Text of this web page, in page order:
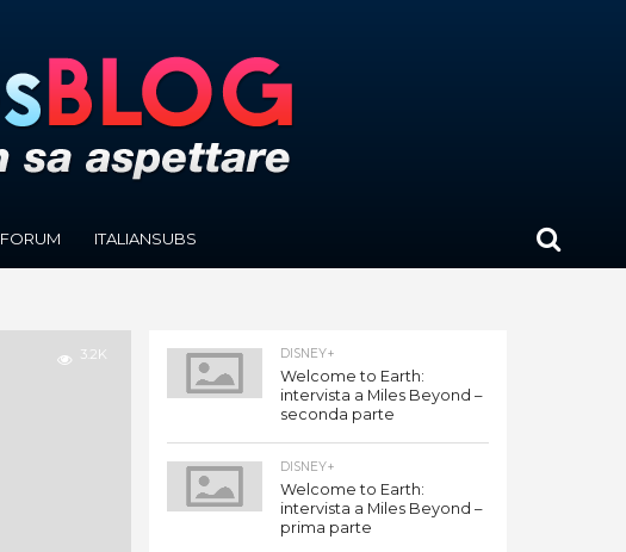
FORUM ITALIANSUBS
3.2K DISNEY+
Welcome to Earth:
intervista a Miles Beyond –
seconda parte
DISNEY+
Welcome to Earth:
intervista a Miles Beyond –
prima parte